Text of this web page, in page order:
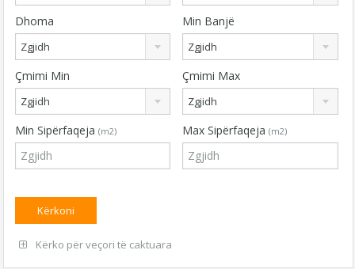
Dhoma
Zgjidh
Min Banjë
Zgjidh
Çmimi Min
Zgjidh
Çmimi Max
Zgjidh
Min Sipërfaqeja (m2) Max Sipërfaqeja(m2)
Kërko për veçori të caktuara